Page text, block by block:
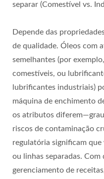
separar (Comestível vs.
Depende das
de qualidade. Óleos com
semelhantes (por
comestíveis, ou
lubrificantes industriais)
máquina de enchimento
os atributos
riscos de contaminação
regulatória significam
ou linhas separadas. Com
gerenciamento de